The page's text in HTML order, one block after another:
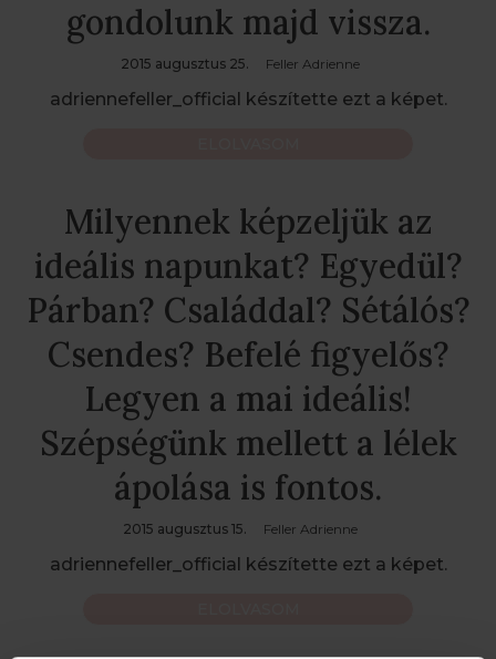
gondolunk majd vissza.
2015 augusztus 25. Feller Adrienne
adriennefeller_official készítette ezt a képet.
Milyennek képzeljük az
ideális napunkat? Egyedül?
Párban? Családdal? Sétálós?
Csendes? Befelé figyelős?
Legyen a mai ideális!
Szépségünk mellett a lélek
ápolása is fontos.
2015 augusztus 15. Feller Adrienne
adriennefeller_official készítette ezt a képet.